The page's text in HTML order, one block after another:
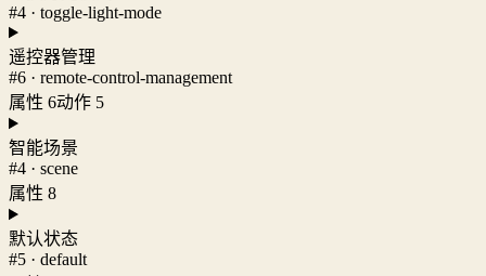
#4 · toggle-light-mode
遥控器管理
#6 · remote-control-management
属性 6动作 5
智能场景
#4 · scene
属性 8
默认状态
#5 · default